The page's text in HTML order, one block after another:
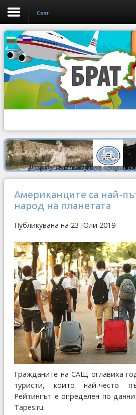
Свят
Американците са най-
народ на планетата
Публикувана на 23 Юли 2019
Гражданите на САЩ оглавиха
туристи, които най-често
Рейтингът е определен по
Tapes.ru.